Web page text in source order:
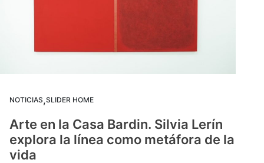
NOTICIAS,SLIDER HOME
Arte en la Casa Bardin. Silvia Lerín
explora la línea como metáfora de la
vida